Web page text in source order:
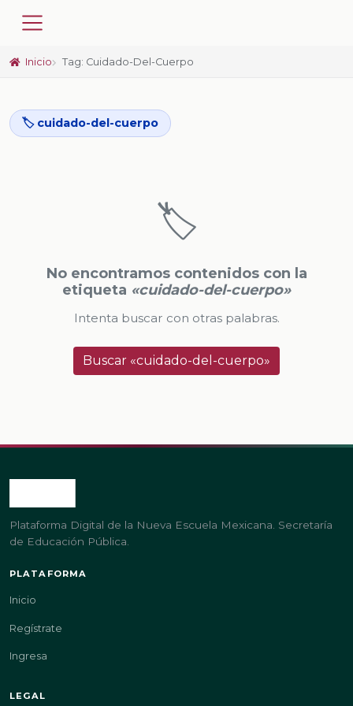
Inicio Tag: Cuidado-Del-Cuerpo
🏷️ cuidado-del-cuerpo
🏷️
No encontramos contenidos con la
etiqueta «cuidado-del-cuerpo»
Intenta buscar con otras palabras.
Buscar «cuidado-del-cuerpo»
Plataforma Digital de la Nueva Escuela Mexicana. Secretaría
de Educación Pública.
PLATAFORMA
Inicio
Regístrate
Ingresa
LEGAL